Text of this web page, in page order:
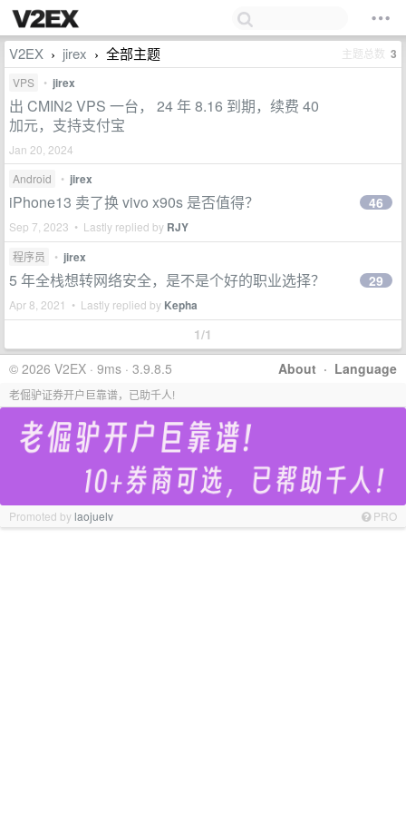
V2EX › jirex › 全部主题 主题总数 3
VPS • jirex
出 CMIN2 VPS 一台， 24 年 8.16 到期，续费 40
加元，支持支付宝
Jan 20, 2024
Android
• jirex
iPhone13 卖了换 vivo x90s 是否值得？
Sep 7, 2023 • Lastly replied by RJY
46
程序员 • jirex
5 年全栈想转网络安全，是不是个好的职业选择？
Apr 8, 2021 • Lastly replied by Kepha
29
1/1
About · Language
© 2026 V2EX · 9ms · 3.9.8.5
老倔驴证券开户巨靠谱，已助千人!
Promoted bylaojuelv PRO